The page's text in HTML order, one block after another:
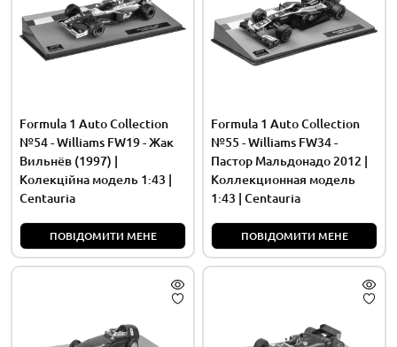
Formula 1 Auto Collection
№54 - Williams FW19 - Жак
Вильнёв (1997) |
Колекційна модель 1:43 |
Centauria
ПОВІДОМИТИ МЕНЕ
Formula 1 Auto Collection
№55 - Williams FW34 -
Пастор Мальдонадо 2012 |
Коллекционная модель
1:43 | Centauria
ПОВІДОМИТИ МЕНЕ